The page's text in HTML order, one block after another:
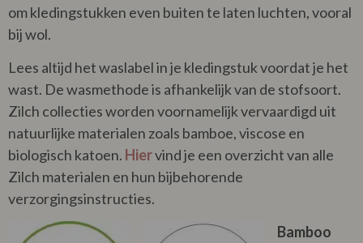
om kledingstukken even buiten te laten luchten, vooral
bij wol.
Lees altijd het waslabel in je kledingstuk voordat je het
wast. De wasmethode is afhankelijk van de stofsoort.
Zilch collecties worden voornamelijk vervaardigd uit
natuurlijke materialen zoals bamboe, viscose en
biologisch katoen. Hiervind je een overzicht van alle
Zilch materialen en hun bijbehorende
verzorgingsinstructies.
Bamboo